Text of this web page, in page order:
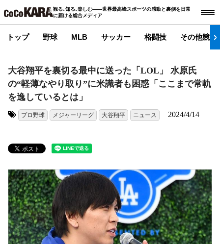
観る､知る､楽しむ――世界最高峰スポーツの感動と裏側を日常
に届ける総合メディア
トップ 野球 MLB サッカー 格闘技 その他競技
大谷翔平を裏切る最中に送った「LOL」 水原氏
の“軽薄なやり取り”に米識者も困惑「ここまで常軌
を逸しているとは」
プロ野球 メジャーリーグ 大谷翔平 ニュース 2024/4/14